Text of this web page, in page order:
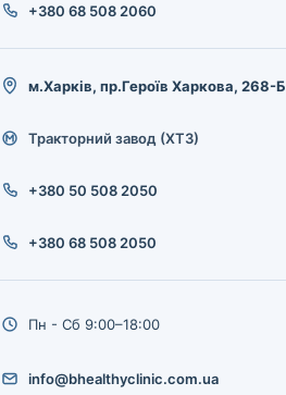
+380 68 508 2060
м.Харків, пр.Героїв Харкова, 268-Б
Тракторний завод (ХТЗ)
+380 50 508 2050
+380 68 508 2050
Пн - Сб 9:00–18:00
info@bhealthyclinic.com.ua